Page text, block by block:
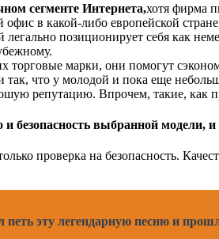
сегменте Интернета,хотя фирма
в какой-либо европейской
позиционирует себя как
торговые марки, они помогут
что у молодой и пока еще
репутацию. Впрочем, такие,
безопасность выбранной модели,
проверка на безопасность.
петь эту легендарную песню и